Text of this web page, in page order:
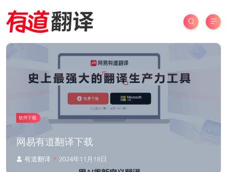
软件下载
网易有道翻译下载
有道翻译 2024年11月18日